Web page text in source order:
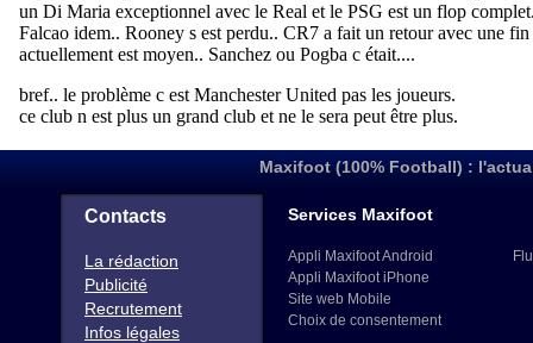
Maxifoot (100% Football) :
Contacts
La rédaction
Publicité
Recrutement
Infos légales
Services Maxifoot
Appli Maxifoot Android
Appli Maxifoot iPhone
Site web Mobile
Choix de consentement